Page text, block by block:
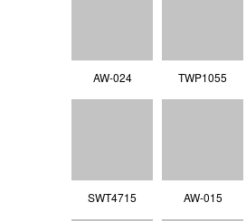
AW-024 TWP1055
SWT4715 AW-015